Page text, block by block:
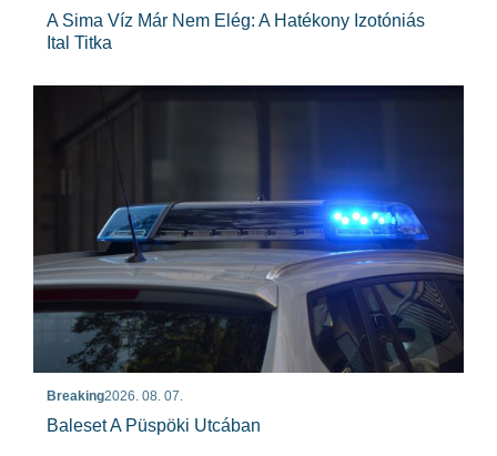
A Sima Víz Már Nem Elég: A Hatékony Izotóniás
Ital Titka
Breaking2026. 08. 07.
Baleset A Püspöki Utcában